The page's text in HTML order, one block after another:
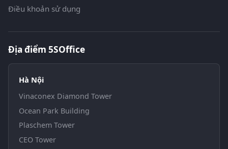
Điều khoản sử dụng
Địa điểm 5SOffice
Hà Nội
Vinaconex Diamond Tower
Ocean Park Building
Plaschem Tower
CEO Tower